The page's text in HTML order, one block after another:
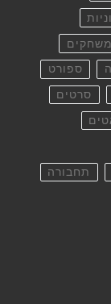
משחקים
ספורט
סרטים
תחבורה